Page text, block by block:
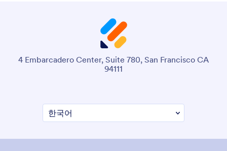
4 Embarcadero Center, Suite 780, San Francisco CA
94111